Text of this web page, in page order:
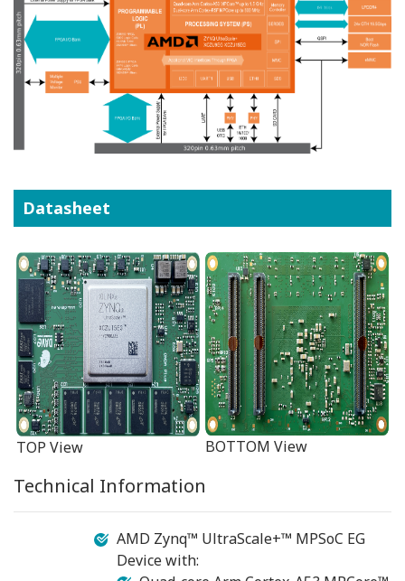
Datasheet
TOP View BOTTOM View
Technical Information
AMD Zynq™ UltraScale+™ MPSoC EG
Device with: